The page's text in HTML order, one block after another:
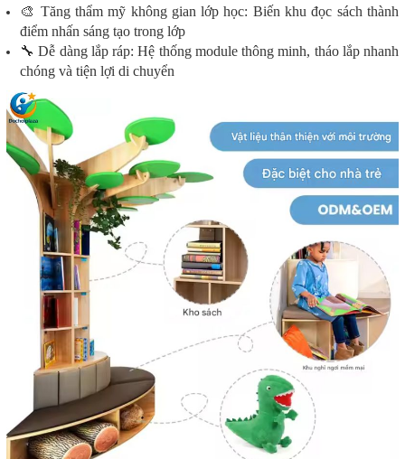
🎨 Tăng thẩm mỹ không gian lớp học: Biến khu đọc sách thành
điểm nhấn sáng tạo trong lớp
🔧 Dễ dàng lắp ráp: Hệ thống module thông minh, tháo lắp nhanh
chóng và tiện lợi di chuyển